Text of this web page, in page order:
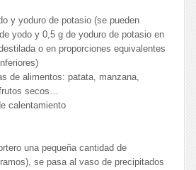
y yoduro de potasio (se pueden
yodo y 0,5 g de yoduro de potasio en
o en proporciones equivalentes
de alimentos: patata, manzana,
secos…
calentamiento
una pequeña cantidad de
se pasa al vaso de precipitados